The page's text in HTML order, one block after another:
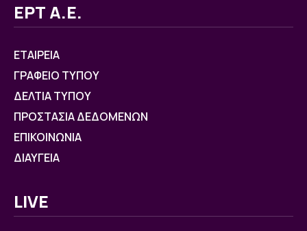
ΕΡΤ Α.Ε.
ΕΤΑΙΡΕΙΑ
ΓΡΑΦΕΙΟ ΤΥΠΟΥ
ΔΕΛΤΙΑ ΤΥΠΟΥ
ΠΡΟΣΤΑΣΙΑ ΔΕΔΟΜΕΝΩΝ
ΕΠΙΚΟΙΝΩΝΙΑ
ΔΙΑΥΓΕΙΑ
LIVE